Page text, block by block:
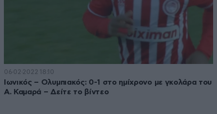
06·02·2022 18:10
Ιωνικός – Ολυμπιακός: 0-1 στο ημίχρονο με γκολάρα του
Α. Καμαρά – Δείτε το βίντεο